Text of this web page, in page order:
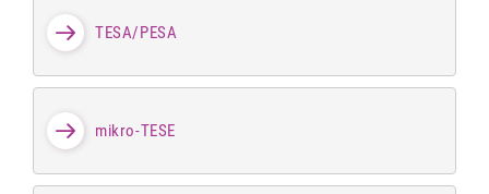
TESA/PESA
mikro-TESE